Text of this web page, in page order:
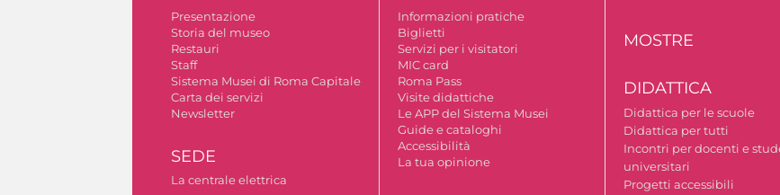
Presentazione
Storia del museo
Restauri
Staff
Sistema Musei di Roma Capitale
Carta dei servizi
Newsletter
SEDE
La centrale elettrica
Informazioni pratiche
Biglietti
Servizi per i visitatori
MIC card
Roma Pass
Visite didattiche
Le APP del Sistema Musei
Guide e cataloghi
Accessibilità
La tua opinione
MOSTRE
DIDATTICA
Didattica per le scuole
Didattica per tutti
Incontri per docenti e
universitari
Progetti accessibili